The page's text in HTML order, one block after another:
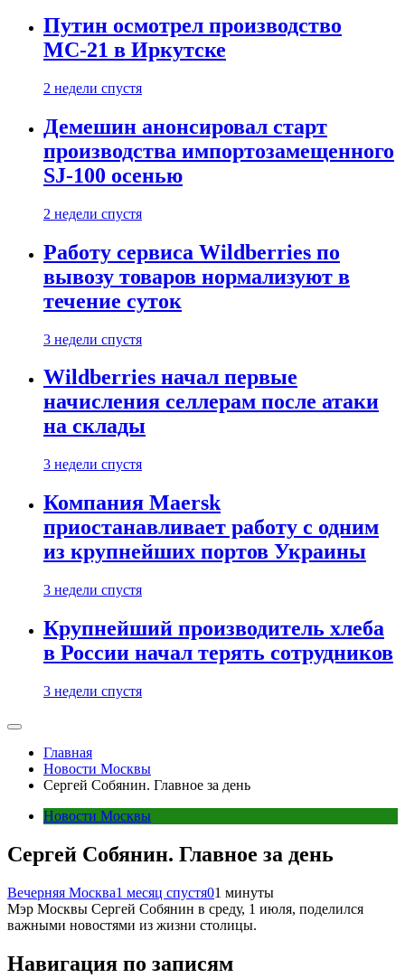
Путин осмотрел производство
МС-21 в Иркутске
2 недели спустя
Демешин анонсировал старт
производства импортозамещенного
SJ-100 осенью
2 недели спустя
Работу сервиса Wildberries по
вывозу товаров нормализуют в
течение суток
3 недели спустя
Wildberries начал первые
начисления селлерам после атаки
на склады
3 недели спустя
Компания Maersk
приостанавливает работу с одним
из крупнейших портов Украины
3 недели спустя
Крупнейший производитель хлеба
в России начал терять сотрудников
3 недели спустя
Главная
Новости Москвы
Сергей Собянин. Главное за день
Новости Москвы
Сергей Собянин. Главное за день
Вечерняя Москва1 месяц спустя01 минуты
Мэр Москвы Сергей Собянин в среду, 1 июля, поделился
важными новостями из жизни столицы.
Навигация по записям